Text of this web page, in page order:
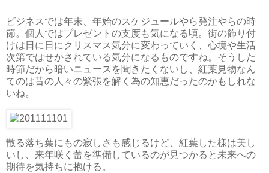
ビジネスでは年末、年始のスケジュールやら発注やらの時
節。個人ではプレゼントの支度も気になる頃。街の飾り付
けは日に日にクリスマス気分に変わっていく、心境や生活
次第ではせかされている気分になるものですね。そうした
時節だから暗いニュースを聞きたくないし、紅葉見物なん
てのは昔の人々の緊張を解く為の知恵だったのかもしれな
いね。
散る落ち葉にもの寂しさも感じるけど、紅葉した様は美し
いし、来年咲く蕾を準備しているのが見つかると未来への
期待を気持ちに抱ける。